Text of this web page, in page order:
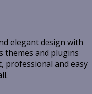
elegant design with
themes and plugins
professional and easy